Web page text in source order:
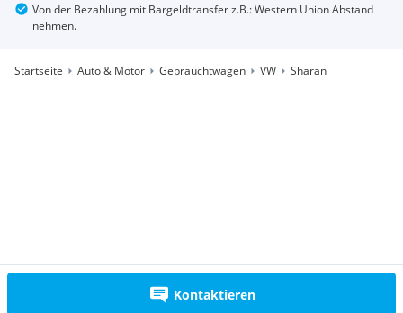
Kontaktieren
Von der Bezahlung mit Bargeldtransfer z.B.: Western Union Abstand
nehmen.
Startseite Auto & Motor Gebrauchtwagen VW Sharan